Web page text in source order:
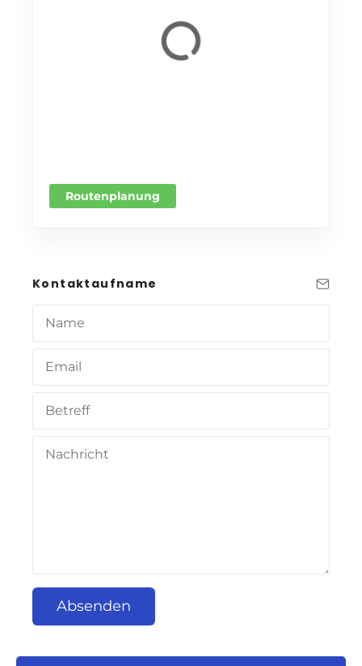
Routenplanung
Kontaktaufname
Absenden